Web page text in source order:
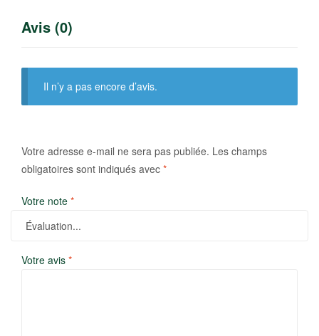
Avis (0)
Il n’y a pas encore d’avis.
Votre adresse e-mail ne sera pas publiée. Les champs
obligatoires sont indiqués avec *
Votre note *
Votre avis *